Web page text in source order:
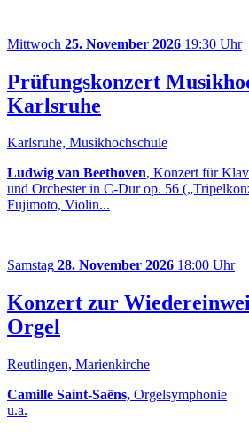
Mittwoch 25. November 2026 19:30 Uhr
Prüfungskonzert
Karlsruhe
Karlsruhe, Musikhochschule
Ludwig van Beethoven, Konzert für
und Orchester in C-Dur op. 56
Fujimoto, Violin...
Samstag 28. November 2026 18:00 Uhr
Konzert zur
Orgel
Reutlingen, Marienkirche
Camille Saint-Saëns, Orgelsymphonie
u.a.